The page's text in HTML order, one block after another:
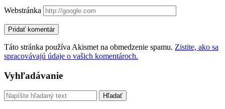
Webstránka
Táto stránka používa Akismet na obmedzenie spamu. Zistite, ako sa
spracovávajú údaje o vašich komentároch.
Sidebar
Vyhľadávanie
Vyhľadávanie